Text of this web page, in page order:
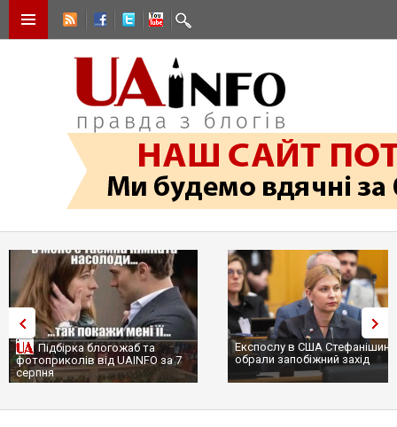
Підбірка блогожаб та
фотоприколів від UAINFO за 7
серпня
Експослу в США
обрали запобіжний захід